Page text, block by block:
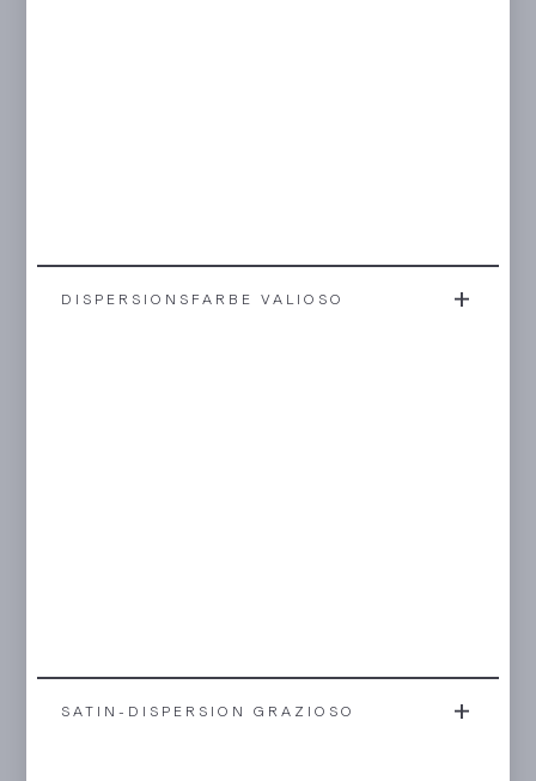
DISPERSIONSFARBE VALIOSO
SATIN-DISPERSION GRAZIOSO